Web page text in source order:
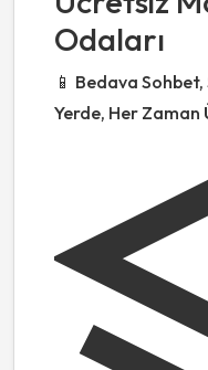
Odaları
📱 Bedava Sohbet,
Yerde, Her Zaman